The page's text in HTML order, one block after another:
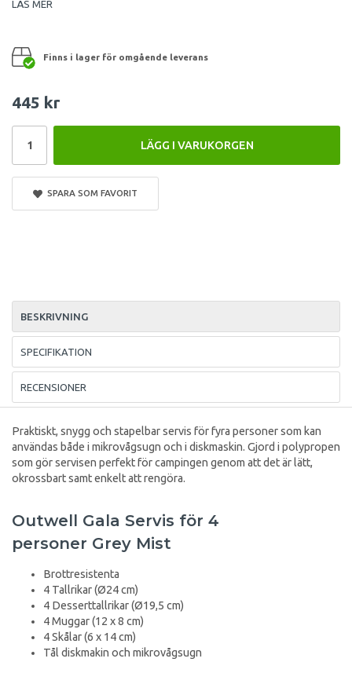
LÄS MER
Finns i lager för omgående leverans
445 kr
LÄGG I VARUKORGEN
SPARA SOM FAVORIT
BESKRIVNING
SPECIFIKATION
RECENSIONER
Praktiskt, snygg och stapelbar servis för fyra personer som kan
användas både i mikrovågsugn och i diskmaskin. Gjord i polypropen
som gör servisen perfekt för campingen genom att det är lätt,
okrossbart samt enkelt att rengöra.
Outwell Gala Servis för 4
personer Grey Mist
Brottresistenta
4 Tallrikar (Ø24 cm)
4 Desserttallrikar (Ø19,5 cm)
4 Muggar (12 x 8 cm)
4 Skålar (6 x 14 cm)
Tål diskmakin och mikrovågsugn